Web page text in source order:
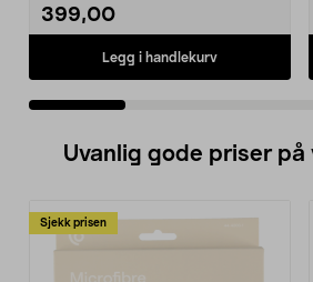
399,00
Legg i handlekurv
Uvanlig gode priser på
Sjekk prisen